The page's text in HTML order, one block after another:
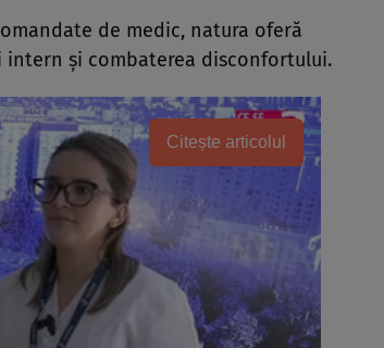
de medic, natura oferă
și combaterea disconfortului.
Citește articolul